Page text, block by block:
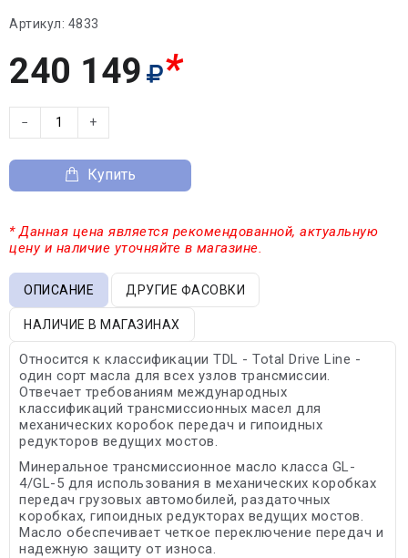
Артикул: 4833
240 149 *
− +
Купить
* Данная цена является рекомендованной, актуальную
цену и наличие уточняйте в магазине.
ОПИСАНИЕ ДРУГИЕ ФАСОВКИ
НАЛИЧИЕ В МАГАЗИНАХ
Относится к классификации TDL - Total Drive Line -
один сорт масла для всех узлов трансмиссии.
Отвечает требованиям международных
классификаций трансмиссионных масел для
механических коробок передач и гипоидных
редукторов ведущих мостов.
Минеральное трансмиссионное масло класса GL-
4/GL-5 для использования в механических коробках
передач грузовых автомобилей, раздаточных
коробках, гипоидных редукторах ведущих мостов.
Масло обеспечивает четкое переключение передач и
надежную защиту от износа.